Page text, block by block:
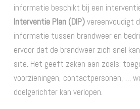
informatie beschikt bij een
Interventie Plan (DIP)vereenvoudigt
informatie tussen brandweer en
ervoor dat de brandweer zich snel
site. Het geeft zaken aan zoals:
voorzieningen, contactpersonen, …
doelgerichter kan verlopen.